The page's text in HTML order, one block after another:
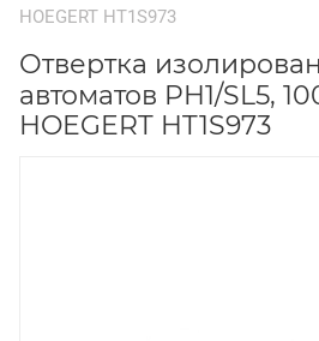
HOEGERT HT1S973
Отвертка
автоматов PH1/SL5,
HOEGERT HT1S973